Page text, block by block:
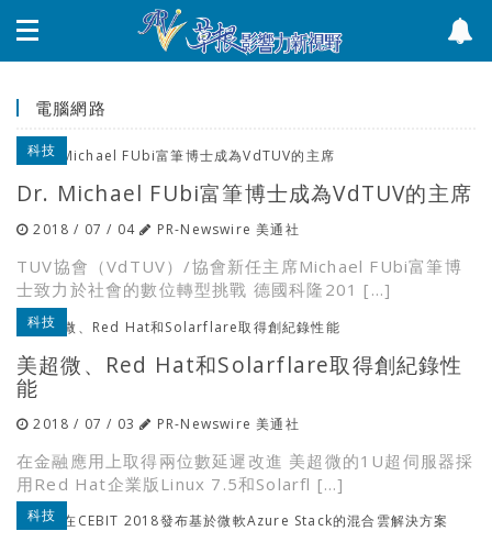
電腦網路
科技
Dr. Michael FUbi富筆博士成為VdTUV的主席
2018 / 07 / 04 PR-Newswire 美通社
TUV協會（VdTUV）/協會新任主席Michael FUbi富筆博
士致力於社會的數位轉型挑戰 德國科隆201 […]
科技
美超微、Red Hat和Solarflare取得創紀錄性
能
2018 / 07 / 03 PR-Newswire 美通社
在金融應用上取得兩位數延遲改進 美超微的1U超伺服器採
用Red Hat企業版Linux 7.5和Solarfl […]
科技